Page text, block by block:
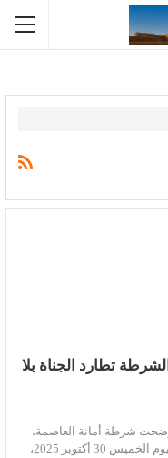
تطارد الجناة بلا
شرطة أمانة العاصمة،
اليوم الخميس 30 أكتوبر 2025،